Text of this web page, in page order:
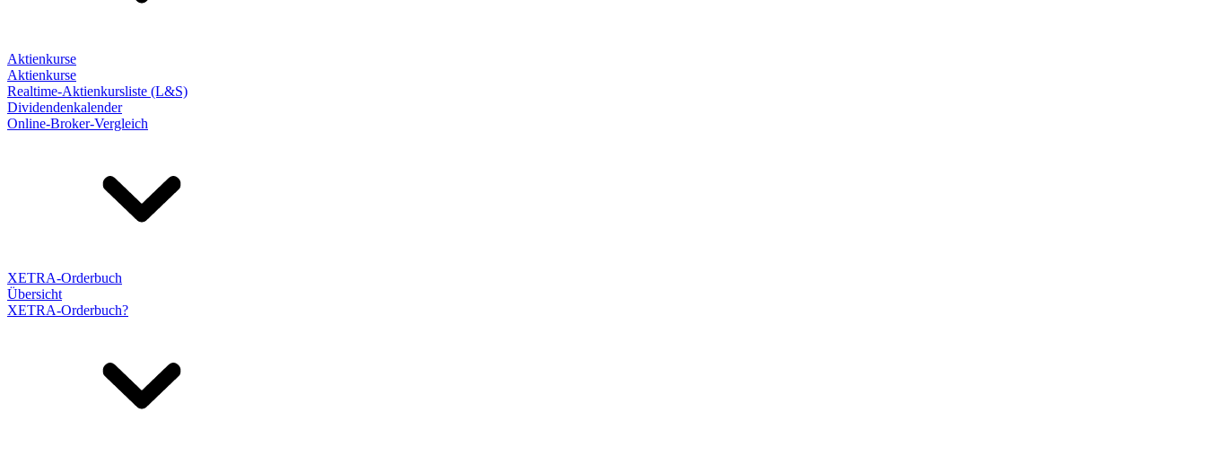
Aktienkurse
Aktienkurse
Realtime-Aktienkursliste (L&S)
Dividendenkalender
Online-Broker-Vergleich
XETRA-Orderbuch
Übersicht
XETRA-Orderbuch?